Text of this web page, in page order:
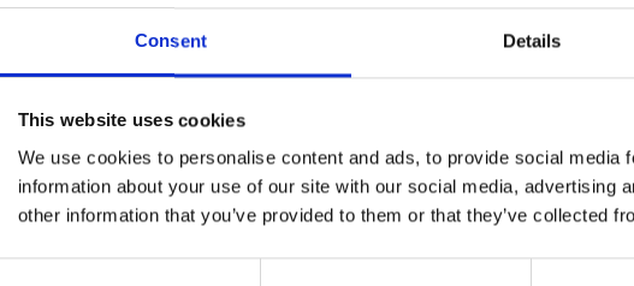
Consent Details
This website uses cookies
We use cookies to personalise content and ads, to provide social media
information about your use of our site with our social media, advertising
other information that you’ve provided to them or that they’ve collected
, LIMITED, Schmuck